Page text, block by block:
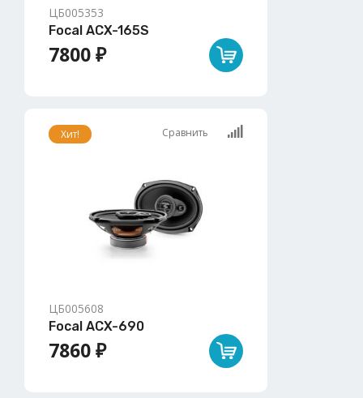
ЦБ005353
Focal ACX-165S
7800 ₽
Хит! Сравнить
ЦБ005608
Focal ACX-690
7860 ₽